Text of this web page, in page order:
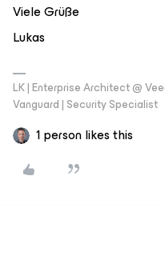
Viele Grüße
Lukas
LK | Enterprise Architect @
Vanguard | Security Specialist
1 person likes this